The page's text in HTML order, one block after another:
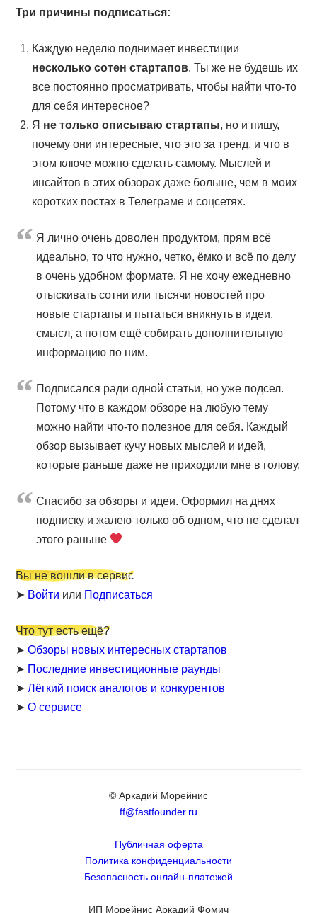
Три причины подписаться:
Каждую неделю поднимает инвестиции
несколько сотен стартапов. Ты же не будешь их
все постоянно просматривать, чтобы найти что-то
для себя интересное?
Я не только описываю стартапы, но и пишу,
почему они интересные, что это за тренд, и что в
этом ключе можно сделать самому. Мыслей и
инсайтов в этих обзорах даже больше, чем в моих
коротких постах в Телеграме и соцсетях.
Я лично очень доволен продуктом, прям всё
идеально, то что нужно, четко, ёмко и всё по делу
в очень удобном формате. Я не хочу ежедневно
отыскивать сотни или тысячи новостей про
новые стартапы и пытаться вникнуть в идеи,
смысл, а потом ещё собирать дополнительную
информацию по ним.
Подписался ради одной статьи, но уже подсел.
Потому что в каждом обзоре на любую тему
можно найти что-то полезное для себя. Каждый
обзор вызывает кучу новых мыслей и идей,
которые раньше даже не приходили мне в голову.
Cпасибо за обзоры и идеи. Оформил на днях
подписку и жалею только об одном, что не сделал
этого раньше
Вы не вошли в сервис
➤ Войти или Подписаться
Что тут есть ещё?
➤Обзоры новых интересных стартапов
➤ Последние инвестиционные раунды
➤Лёгкий поиск аналогов и конкурентов
➤О сервисе
© Аркадий Морейнис
ff@fastfounder.ru
Публичная оферта
Политика конфиденциальности
Безопасность онлайн-платежей
ИП Морейнис Аркадий Фомич